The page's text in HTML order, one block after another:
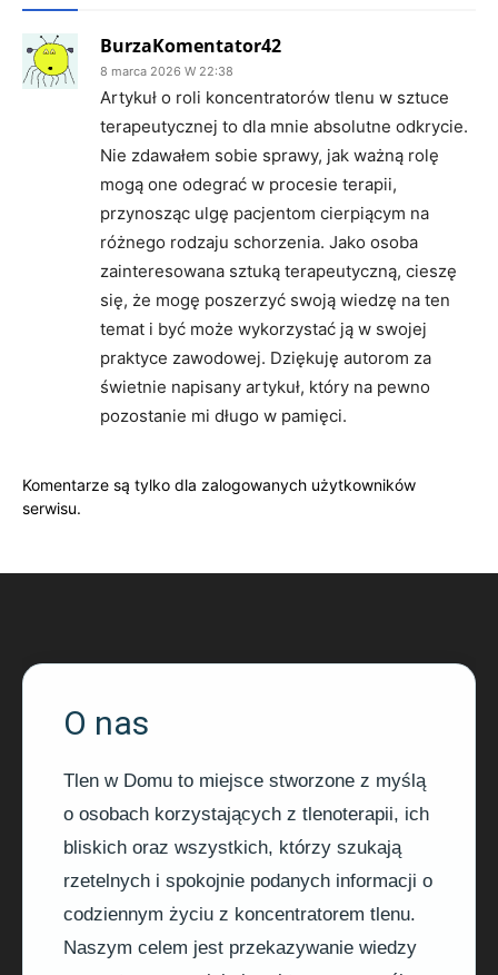
BurzaKomentator42
8 marca 2026 W 22:38
Artykuł o roli koncentratorów tlenu w sztuce
terapeutycznej to dla mnie absolutne odkrycie.
Nie zdawałem sobie sprawy, jak ważną rolę
mogą one odegrać w procesie terapii,
przynosząc ulgę pacjentom cierpiącym na
różnego rodzaju schorzenia. Jako osoba
zainteresowana sztuką terapeutyczną, cieszę
się, że mogę poszerzyć swoją wiedzę na ten
temat i być może wykorzystać ją w swojej
praktyce zawodowej. Dziękuję autorom za
świetnie napisany artykuł, który na pewno
pozostanie mi długo w pamięci.
Komentarze są tylko dla zalogowanych użytkowników
serwisu.
O nas
Tlen w Domu to miejsce stworzone z myślą
o osobach korzystających z tlenoterapii, ich
bliskich oraz wszystkich, którzy szukają
rzetelnych i spokojnie podanych informacji o
codziennym życiu z koncentratorem tlenu.
Naszym celem jest przekazywanie wiedzy